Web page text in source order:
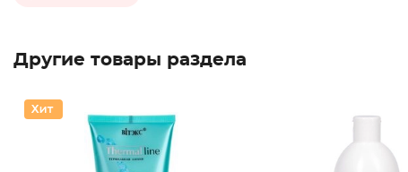
Другие товары раздела